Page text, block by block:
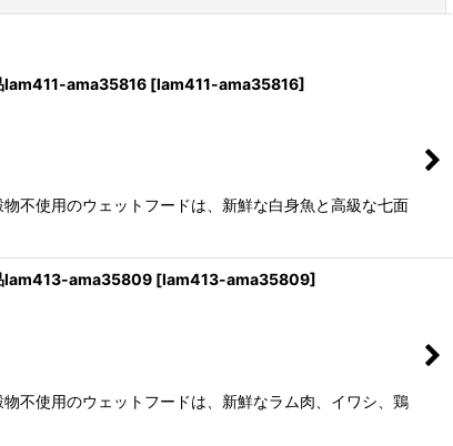
lam411-ama35816 [lam411-ama35816]
不使用のウェットフードは、新鮮な白身魚と高級な七面
lam413-ama35809 [lam413-ama35809]
不使用のウェットフードは、新鮮なラム肉、イワシ、鶏